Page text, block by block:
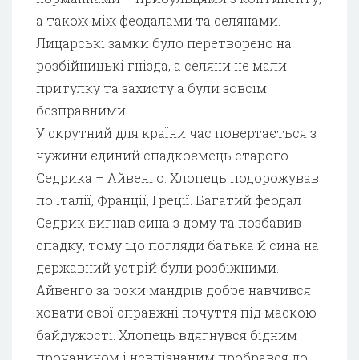
а також між феодалами та селянами.
Лицарські замки було перетворено на
розбійницькі гнізда, а селяни не мали
притулку та захисту а були зовсім
безправними.
У скрутний для країни час повертається з
чужини єдиний спадкоємець старого
Седрика – Айвенго. Хлопець подорожував
по Італії, Франції, Греції. Багатий феодал
Седрик вигнав сина з дому та позбавив
спадку, тому що погляди батька й сина на
державний устрій були розбіжними.
Айвенго за роки мандрів добре навчився
ховати свої справжні почуття під маскою
байдужості. Хлопець вдягнувся бідним